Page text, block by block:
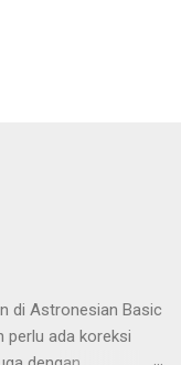
di Astronesian Basic
perlu ada koreksi